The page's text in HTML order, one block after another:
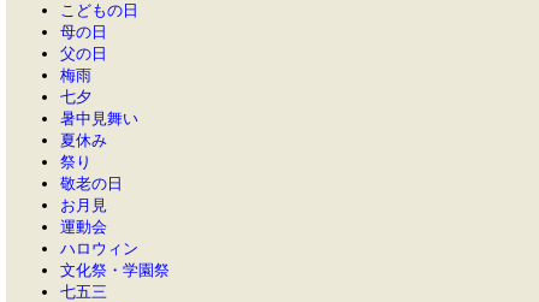
こどもの日
母の日
父の日
梅雨
七夕
暑中見舞い
夏休み
祭り
敬老の日
お月見
運動会
ハロウィン
文化祭・学園祭
七五三